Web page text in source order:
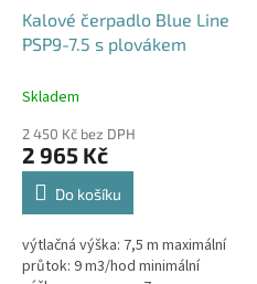
Kalové čerpadlo Blue Line
PSP9-7.5 s plovákem
Skladem
2 450 Kč bez DPH
2 965 Kč
Do košíku
výtlačná výška: 7,5 m maximální
průtok: 9 m3/hod minimální